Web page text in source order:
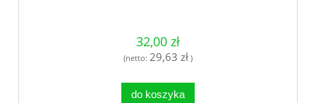
32,00 zł
(netto: 29,63 zł )
do koszyka